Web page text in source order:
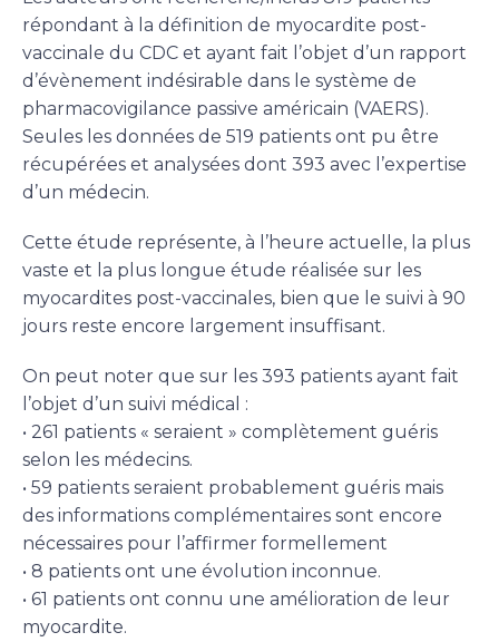
répondant à la définition de myocardite post-
vaccinale du CDC et ayant fait l’objet d’un rapport
d’évènement indésirable dans le système de
pharmacovigilance passive américain (VAERS).
Seules les données de 519 patients ont pu être
récupérées et analysées dont 393 avec l’expertise
d’un médecin.
Cette étude représente, à l’heure actuelle, la plus
vaste et la plus longue étude réalisée sur les
myocardites post-vaccinales, bien que le suivi à 90
jours reste encore largement insuffisant.
On peut noter que sur les 393 patients ayant fait
l’objet d’un suivi médical :
• 261 patients « seraient » complètement guéris
selon les médecins.
• 59 patients seraient probablement guéris mais
des informations complémentaires sont encore
nécessaires pour l’affirmer formellement
• 8 patients ont une évolution inconnue.
• 61 patients ont connu une amélioration de leur
myocardite.